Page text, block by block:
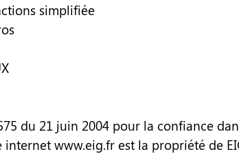
simplifiée
du 21 juin 2004 pour la confiance
internetwww.eig.fr est la propriété de